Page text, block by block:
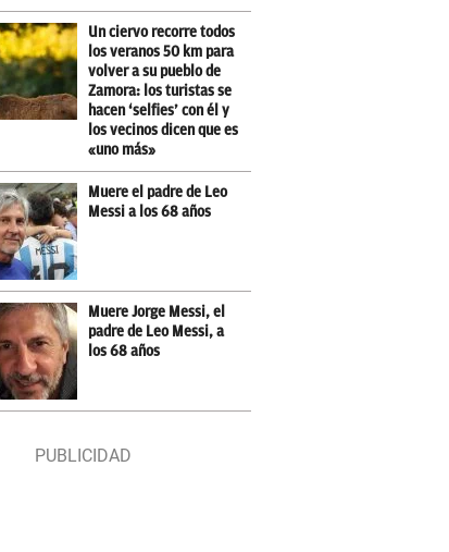
Un ciervo recorre todos
los veranos 50 km para
volver a su pueblo de
Zamora: los turistas se
hacen ‘selfies’ con él y
los vecinos dicen que es
«uno más»
Muere el padre de Leo
Messi a los 68 años
Muere Jorge Messi, el
padre de Leo Messi, a
los 68 años